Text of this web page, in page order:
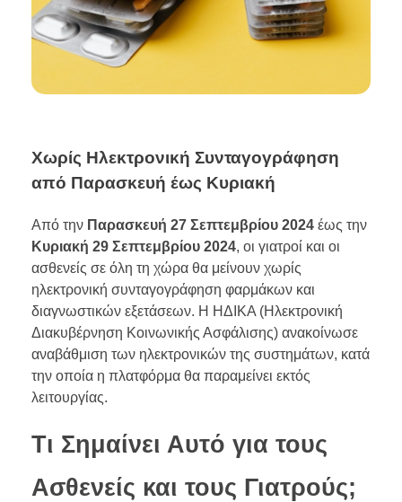
Χωρίς Ηλεκτρονική Συνταγογράφηση
από Παρασκευή έως Κυριακή
Από την Παρασκευή 27 Σεπτεμβρίου 2024 έως την
Κυριακή 29 Σεπτεμβρίου 2024, οι γιατροί και οι
ασθενείς σε όλη τη χώρα θα μείνουν χωρίς
ηλεκτρονική συνταγογράφηση φαρμάκων και
διαγνωστικών εξετάσεων. Η ΗΔΙΚΑ (Ηλεκτρονική
Διακυβέρνηση Κοινωνικής Ασφάλισης) ανακοίνωσε
αναβάθμιση των ηλεκτρονικών της συστημάτων, κατά
την οποία η πλατφόρμα θα παραμείνει εκτός
λειτουργίας.
Τι Σημαίνει Αυτό για τους
Ασθενείς και τους Γιατρούς;